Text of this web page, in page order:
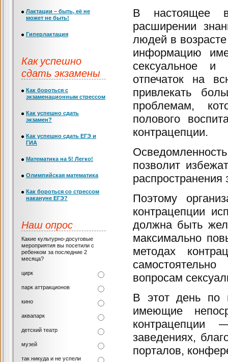
В настоящее
расширении
людей в
информацию
сексуальное и
отпечаток на
привлекать
проблемам,
полового
контрацепции.
позволит
Поэтому
контрацепции
должна быть
максимально
методах
вопросам
В этот день по
имеющие
контрацепции
заведениях,
порталов,
Лактации – быть, её не
может не быть!
Гиперлактация
Как успешно
сдать экзамены
Как бороться с
экзаменационным стрессом
Как успешно сдать
экзамен?
Как успешно сдать ЕГЭ и
ГИА
Математика на 5! Легко!
Олимпийская математика
Как бороться со стрессом
накануне ЕГЭ?
Наш опрос
Какие культурно-досуговые
мероприятия вы посетили с
ребенком за последние 2
месяца?
цирк
парк аттракционов
кино
аквапарк
детский театр
музей
так никуда и не успели